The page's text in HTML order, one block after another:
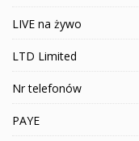
LIVE na żywo
LTD Limited
Nr telefonów
PAYE